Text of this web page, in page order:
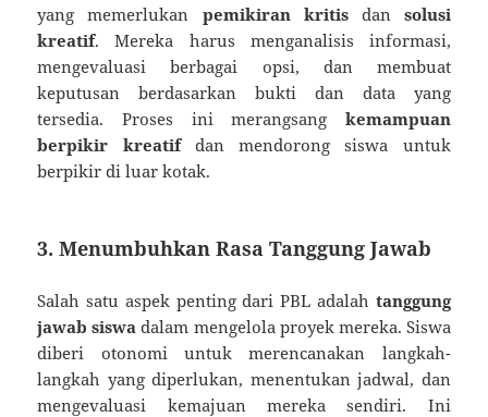
yang memerlukan pemikiran kritisdan solusi
kreatif. Mereka harus menganalisis informasi,
mengevaluasi berbagai opsi, dan membuat
keputusan berdasarkan bukti dan data yang
tersedia. Proses ini merangsang kemampuan
berpikir kreatifdan mendorong siswa untuk
berpikir di luar kotak.
3. Menumbuhkan Rasa Tanggung Jawab
Salah satu aspek penting dari PBL adalah tanggung
jawab siswa dalam mengelola proyek mereka. Siswa
diberi otonomi untuk merencanakan langkah-
langkah yang diperlukan, menentukan jadwal, dan
mengevaluasi kemajuan mereka sendiri. Ini